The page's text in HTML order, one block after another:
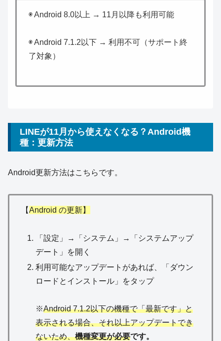
◉ Android 8.0以上 → 11月以降も利用可能
◉ Android 7.1.2以下 → 利用不可（サポート終
了対象）
LINEが11月から使えなくなる？Android機
種：更新方法
Android更新方法はこちらです。
【Android の更新】
「設定」→「システム」→「システムアップ
デート」を開く
利用可能なアップデートがあれば、「ダウン
ロードとインストール」をタップ
※Android 7.1.2以下の機種で「最新です」と
表示される場合、それ以上アップデートでき
ないため、機種変更が必要です。